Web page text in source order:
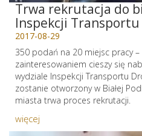
Trwa rekrutacja do
Inspekcji Transportu
2017-08-29
350 podań na 20 miejsc pracy
zainteresowaniem cieszy się
wydziale Inspekcji Transportu
zostanie otworzony w Białej
miasta trwa proces rekrutacji.
więcej